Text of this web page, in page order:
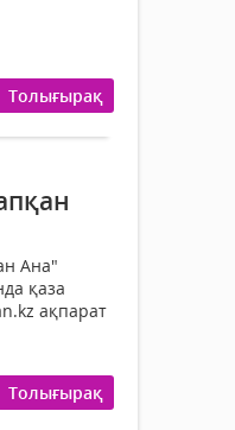
Толығырақ
Ана"
қаза
ақпарат
Толығырақ